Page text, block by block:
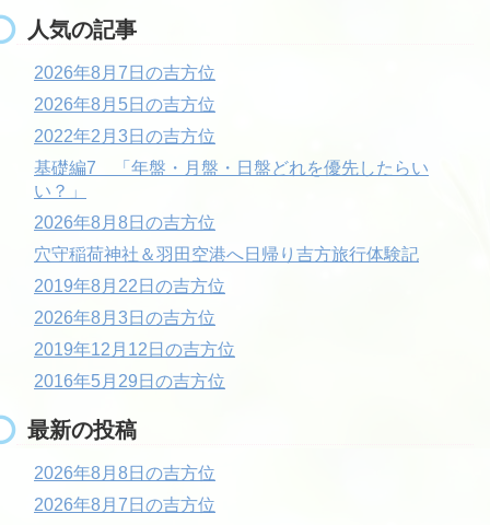
人気の記事
2026年8月7日の吉方位
2026年8月5日の吉方位
2022年2月3日の吉方位
基礎編7 「年盤・月盤・日盤どれを優先したらい
い？」
2026年8月8日の吉方位
穴守稲荷神社＆羽田空港へ日帰り吉方旅行体験記
2019年8月22日の吉方位
2026年8月3日の吉方位
2019年12月12日の吉方位
2016年5月29日の吉方位
最新の投稿
2026年8月8日の吉方位
2026年8月7日の吉方位